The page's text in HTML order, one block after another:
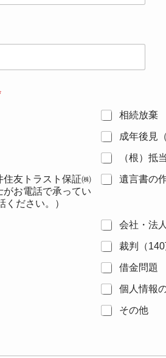
相続放棄
成年後見
（根）抵
住友トラスト保証㈱
お電話で承ってい
ください。）
遺言書の
会社・法
裁判（140
借金問題
個人情報
その他